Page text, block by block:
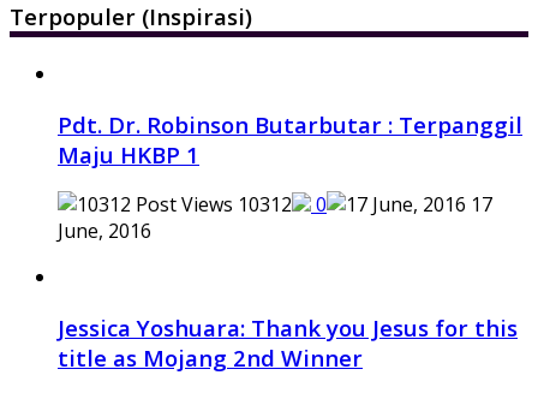
Terpopuler (Inspirasi)
Pdt. Dr. Robinson Butarbutar : Terpanggil
Maju HKBP 1
10312 0
17
June, 2016
Jessica Yoshuara: Thank you Jesus for this
title as Mojang 2nd Winner